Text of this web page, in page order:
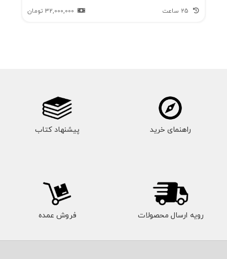
32,000,000 تومان
راهنمای خرید پیشنهاد کتاب
رویه ارسال محصولات فروش عمده